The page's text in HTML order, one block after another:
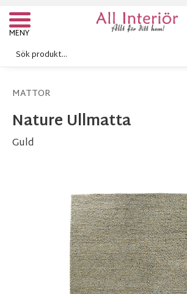
Meny
MATTOR
Nature Ullmatta
Guld